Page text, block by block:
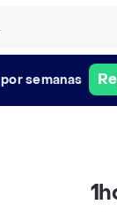
semanas